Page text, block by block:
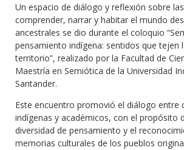
Un espacio de diálogo y reflexión sobre
comprender, narrar y habitar el mundo
ancestrales se dio durante el coloquio
pensamiento indígena: sentidos que tejen
territorio”, realizado por la Facultad de
Maestría en Semiótica de la Universidad
Santander.
Este encuentro promovió el diálogo entre
indígenas y académicos, con el propósito
diversidad de pensamiento y el
memorias culturales de los pueblos